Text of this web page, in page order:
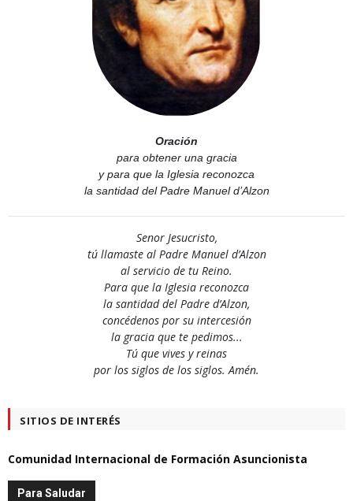
Oración
para obtener una gracia
y para que la Iglesia reconozca
la santidad del Padre Manuel d’Alzon
Senor Jesucristo,
tú llamaste al Padre Manuel d’Alzon
al servicio de tu Reino.
Para que la Iglesia reconozca
la santidad del Padre d’Alzon,
concédenos por su intercesión
la gracia que te pedimos...
Tú que vives y reinas
por los siglos de los siglos. Amén.
SITIOS DE INTERÉS
Comunidad Internacional de Formación Asuncionista
Para Saludar